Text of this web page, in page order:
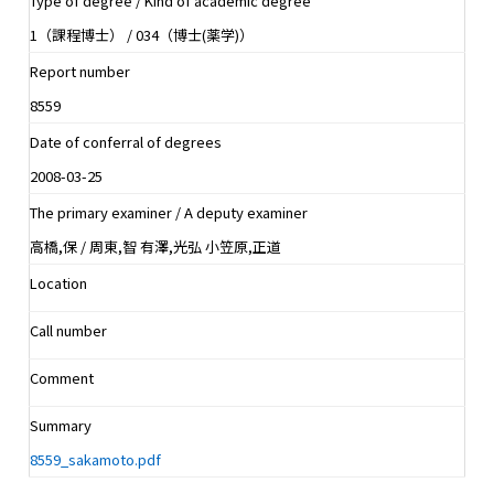
1（課程博士） / 034（博士(薬学)）
Report number
8559
Date of conferral of degrees
2008-03-25
The primary examiner / A deputy examiner
高橋,保 / 周東,智 有澤,光弘 小笠原,正道
Location
Call number
Comment
Summary
8559_sakamoto.pdf